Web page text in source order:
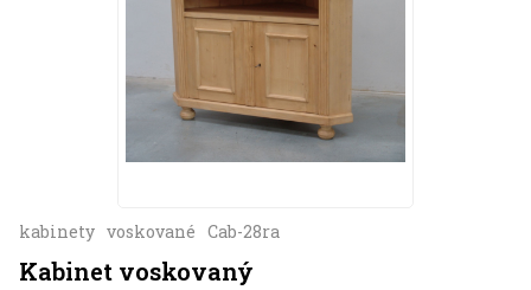
kabinety voskované Cab-28ra
Kabinet voskovaný